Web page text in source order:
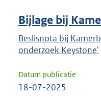
uw
keuze
te
Bijlage bij
Beslisnota bij
onderzoek Keystone'
Datum publicatie
18-07-2025